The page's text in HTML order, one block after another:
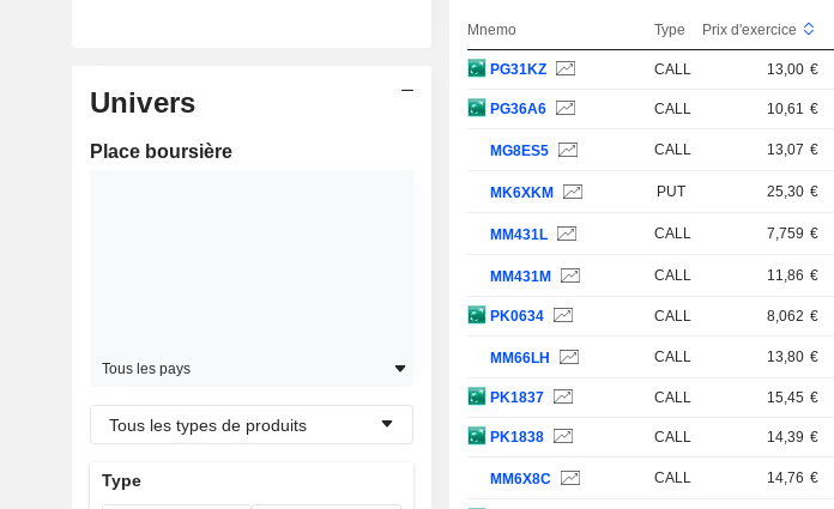
Univers
Place boursière
Tous les pays
Tous les types de produits
Type
Mnemo Type Prix d'exercice
PG31KZ CALL 13,00 €
PG36A6 CALL 10,61 €
MG8ES5 CALL 13,07 €
MK6XKM PUT 25,30 €
MM431L CALL 7,759 €
MM431M CALL 11,86 €
PK0634 CALL 8,062 €
MM66LH CALL 13,80 €
PK1837 CALL 15,45 €
PK1838 CALL 14,39 €
MM6X8C CALL 14,76 €